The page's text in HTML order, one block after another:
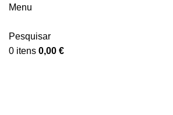
Menu
Pesquisar
0 itens 0,00 €